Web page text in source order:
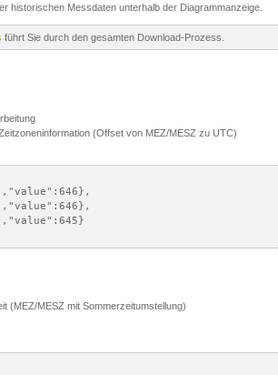
historischen Messdaten unterhalb der Diagrammanzeige.
führt Sie durch den gesamten Download-Prozess.
(Offset von MEZ/MESZ zu UTC)
(MEZ/MESZ mit Sommerzeitumstellung)